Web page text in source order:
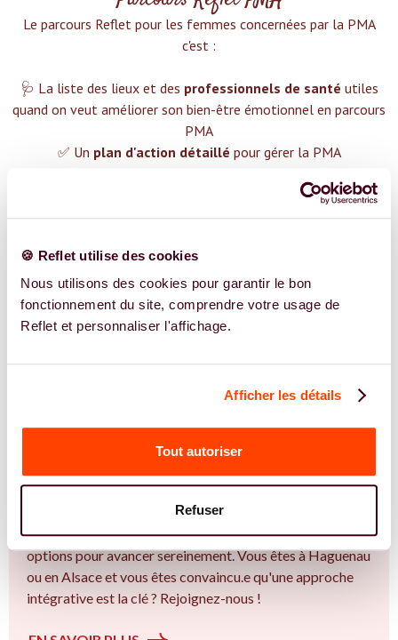
🍪 Reflet utilise des cookies
Nous utilisons des cookies pour garantir le bon
fonctionnement du site, comprendre votre usage de
Reflet et personnaliser l'affichage.
Afficher les détails
Tout autoriser
Refuser
Le parcours Reflet pour les femmes concernées par la PMA
c'est :‍
🩺 La liste des lieux et des professionnels de santé utiles
quand on veut améliorer son bien-être émotionnel en parcours
PMA
✅ Un plan d'action détaillé pour gérer la PMA
😉 Du contenu avec tout ce que tu dois savoir surla PMA
Plus de 400 femmes déjà accompagnées !
Vous êtes Diététicienne expert.e.s en PMA ?
l'accompagnement des femmes et des couples sur la
thématique de la fertilité et particulièrement sur la
Insémination, FIV, don de gamètes : comprendre les
options pour avancer sereinement. Vous êtes à Haguenau
ou en Alsace et vous êtes convaincu.e qu'une approche
intégrative est la clé ? Rejoignez-nous !